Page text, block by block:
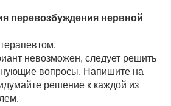
перевозбуждения нервной
невозможен, следует решить
вопросы. Напишите на
решение к каждой из